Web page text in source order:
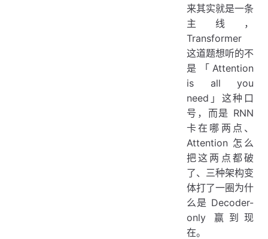
来其实就是一条
主线，
Transformer
这道题想听的不
是「Attention
is all you
need」这种口
号，而是 RNN
卡在哪两点、
Attention 怎么
把这两点都破
了、三种架构变
体打了一圈为什
么是 Decoder-
only 赢到现
在。